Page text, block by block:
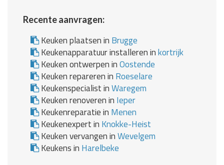
Recente aanvragen:
Keuken plaatsen in Brugge
Keukenapparatuur installeren inkortrijk
Keuken ontwerpen inOostende
Keuken repareren in Roeselare
Keukenspecialist inWaregem
Keuken renoveren in Ieper
Keukenreparatie in Menen
Keukenexpert in Knokke-Heist
Keuken vervangen inWevelgem
Keukens in Harelbeke